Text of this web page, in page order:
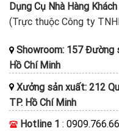
Dụng Cụ Nhà Hàng
(Trực thuộc Công ty
Showroom: 157 Đường
Hồ Chí Minh
Xưởng sản xuất: 212
TP. Hồ Chí Minh
Hotline 1 :